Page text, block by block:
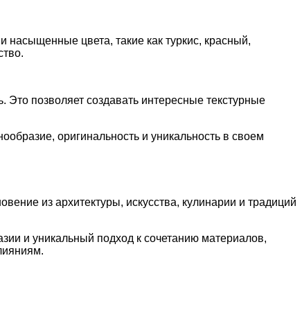
цвета, такие как туркис, красный,
позволяет создавать интересные текстурные
оригинальность и уникальность в своем
из архитектуры, искусства, кулинарии и традиций
и уникальный подход к сочетанию материалов,